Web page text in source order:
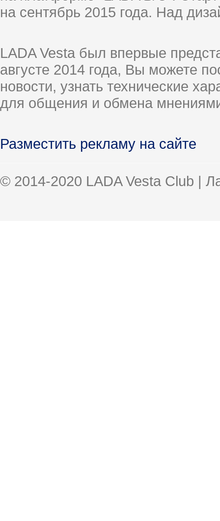
на сентябрь 2015 года. Над
LADA Vesta был впервые
августе 2014 года, Вы можете
новости, узнать технические
для общения и обмена
Разместить рекламу на сайте
© 2014-2020 LADA Vesta Club |